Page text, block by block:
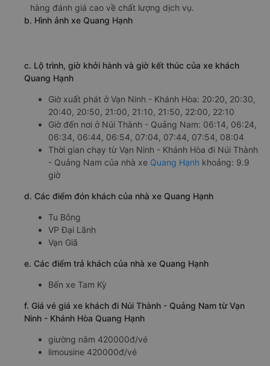
Lãnh)
a. Giới thiệu xe Quang Hạnh
dịch vụ vận tải hành khách đường dài. Với nhiều năm kinh
nghiệm trong ngành, Quang Hạnh đi Núi Thành - Quảng
những nhà xe hàng đầu Việt Nam, được đông đảo khách
hàng tin tưởng lựa chọn. Với đội ngũ lái xe chuyên
nghiệp, giàu kinh nghiệm, nhà xe cam kết mang đến cho
khách hàng những chuyến đi an toàn, thoải mái và tiết
kiệm. Cũng chính vì thế mà Quang Hạnh luôn được khách
hàng đánh giá cao về chất lượng dịch vụ.
b. Hình ảnh xe Quang Hạnh
c. Lộ trình, giờ khởi hành và giờ kết thúc của xe khách
Quang Hạnh
20:40, 20:50, 21:00, 21:10, 21:50, 22:00, 22:10
Giờ đến nơi ở Núi Thành - Quảng Nam: 06:14, 06:24,
06:34, 06:44, 06:54, 07:04, 07:44, 07:54, 08:04
Thời gian chạy từ Vạn Ninh - Khánh Hòa đi Núi Thành
- Quảng Nam của nhà xe
d. Các điểm đón khách của nhà xe Quang Hạnh